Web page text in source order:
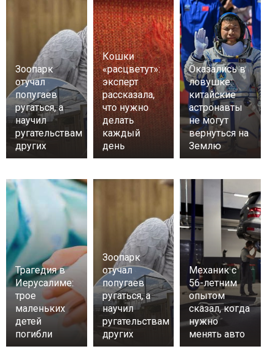
Зоопарк
отучал
попугаев
ругаться, а
научил
ругательствам
других
Кошки
«расцветут»:
эксперт
рассказала,
что нужно
делать
каждый
день
Оказались в
ловушке:
китайские
астронавты
не могут
вернуться на
Землю
Трагедия в
Иерусалиме:
трое
маленьких
детей
погибли
Зоопарк
отучал
попугаев
ругаться, а
научил
ругательствам
других
Механик с
56-летним
опытом
сказал, когда
нужно
менять авто